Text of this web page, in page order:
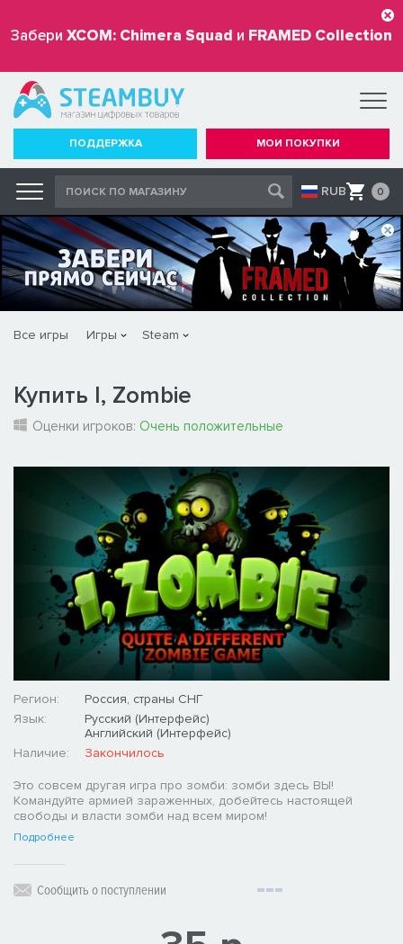
Забери XCOM: Chimera Squad и FRAMED Collection
бесплатно
ПОДДЕРЖКА МОИ ПОКУПКИ
RUB 0
Все игры Игры Steam
Купить I, Zombie
Оценки игроков: Очень положительные
Регион:
Россия, страны СНГ
Язык:
Русский (Интерфейс)
Английский (Интерфейс)
Наличие:
Закончилось
Это совсем другая игра про зомби: зомби здесь ВЫ!
Командуйте армией зараженных, добейтесь настоящей
свободы и власти зомби над всем миром!
Подробнее
Сообщить о поступлении